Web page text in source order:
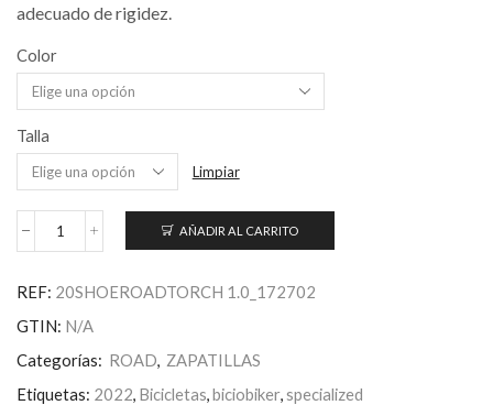
adecuado de rigidez.
Color
Talla
Limpiar
Torch
Shoes
Rusted
Red
AÑADIR AL CARRITO
REF: 20SHOEROADTORCH 1.0_172702
GTIN: N/A
Categorías: ROAD, ZAPATILLAS
Etiquetas: 2022, Bicicletas,biciobiker,specialized